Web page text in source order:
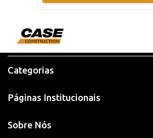
Categorias
Páginas Institucionais
Sobre Nós